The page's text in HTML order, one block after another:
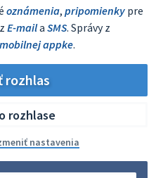
oznámenia, pripomienky pre
E-maila SMS. Správy z
mobilnej appke.
rozhlas
rozhlase
nastavenia